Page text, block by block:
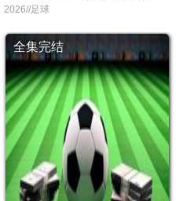
2026//足球
全集完结